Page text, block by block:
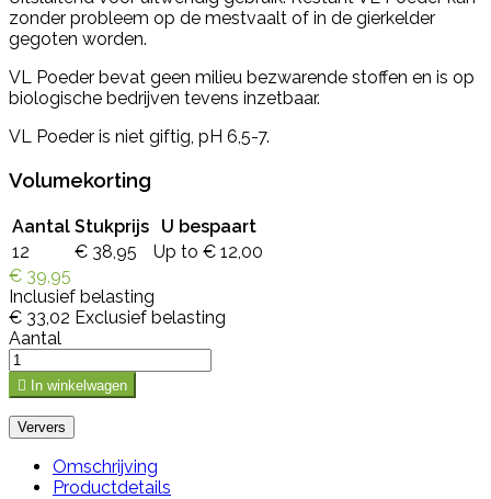
zonder probleem op de mestvaalt of in de gierkelder
gegoten worden.
VL Poeder bevat geen milieu bezwarende stoffen en is op
biologische bedrijven tevens inzetbaar.
VL Poeder is niet giftig, pH 6,5-7.
Volumekorting
Aantal Stukprijs
U bespaart
12
€ 38,95
Up to € 12,00
€ 39,95
Inclusief belasting
€ 33,02 Exclusief belasting
Aantal
 In winkelwagen
Omschrijving
Productdetails